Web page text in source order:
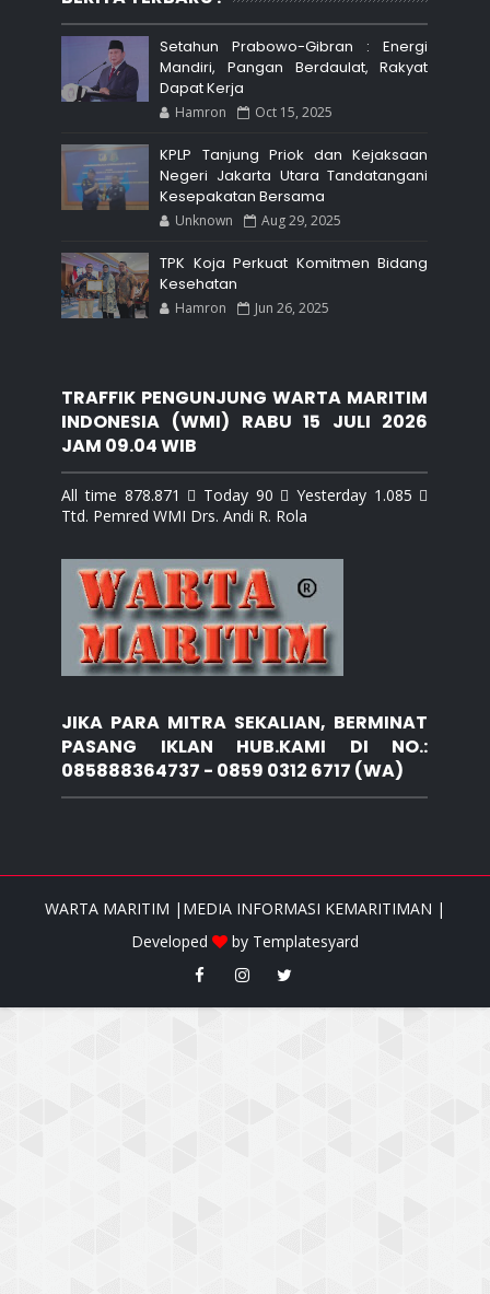
Setahun Prabowo-Gibran : Energi
Mandiri, Pangan Berdaulat, Rakyat
Dapat Kerja
Hamron Oct 15, 2025
KPLP Tanjung Priok dan Kejaksaan
Negeri Jakarta Utara Tandatangani
Kesepakatan Bersama
Unknown Aug 29, 2025
TPK Koja Perkuat Komitmen Bidang
Kesehatan
Hamron Jun 26, 2025
TRAFFIK PENGUNJUNG WARTA MARITIM
INDONESIA (WMI) RABU 15 JULI 2026
JAM 09.04 WIB
All time 878.871  Today 90  Yesterday 1.085 
Ttd. Pemred WMI Drs. Andi R. Rola
JIKA PARA MITRA SEKALIAN, BERMINAT
PASANG IKLAN HUB.KAMI DI NO.:
085888364737 - 0859 0312 6717 (WA)
WARTA MARITIM |MEDIA INFORMASI KEMARITIMAN |
Developed
by Templatesyard